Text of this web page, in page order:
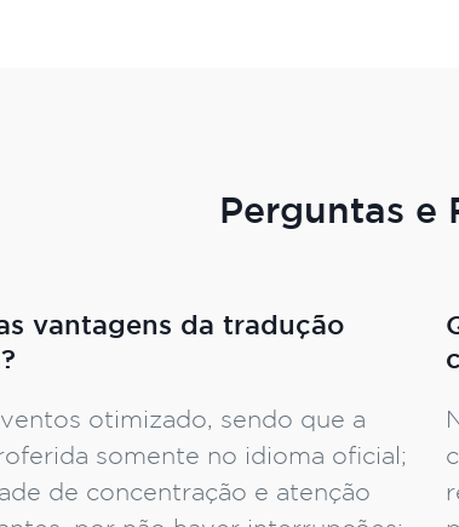
Perguntas e
vantagens da tradução
otimizado, sendo que a
somente no idioma oficial;
de concentração e atenção